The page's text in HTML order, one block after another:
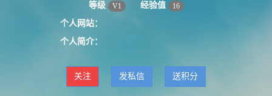
等级 V1 经验值 16
个人网站：
个人简介：
关注 发私信 送积分